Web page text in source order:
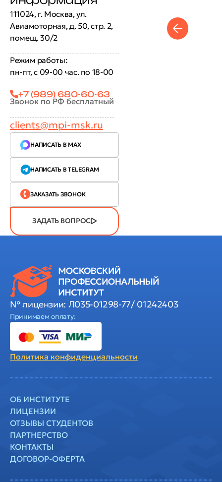
111024, г. Москва, ул.
Авиамоторная, д. 50, стр. 2,
помещ. 30/2
Режим работы:
пн-пт, с 09-00 час. по 18-00
+7 (989) 680-60-63
Звонок по РФ бесплатный
clients@mpi-msk.ru
НАПИСАТЬ В MAX
НАПИСАТЬ В TELEGRAM
ЗАКАЗАТЬ ЗВОНОК
ЗАДАТЬ ВОПРОС
№ лицензии: Л035-01298-77/ 01242403
Принимаем оплату:
Политика конфиденциальности
ОБ ИНСТИТУТЕ
ЛИЦЕНЗИИ
ОТЗЫВЫ СТУДЕНТОВ
ПАРТНЕРСТВО
КОНТАКТЫ
ДОГОВОР-ОФЕРТА